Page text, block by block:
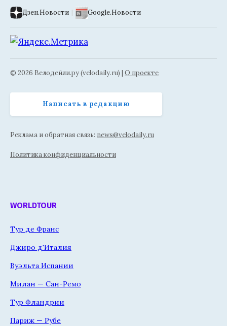
Дзен.Новости | Google.Новости
© 2026 Велодейли.ру (velodaily.ru) | О проекте
Написать в редакцию
Реклама и обратная связь: news@velodaily.ru
Политика конфиденциальности
WORLDTOUR
Тур де Франс
Джиро д'Италия
Вуэльта Испании
Милан — Сан-Ремо
Тур Фландрии
Париж — Рубе